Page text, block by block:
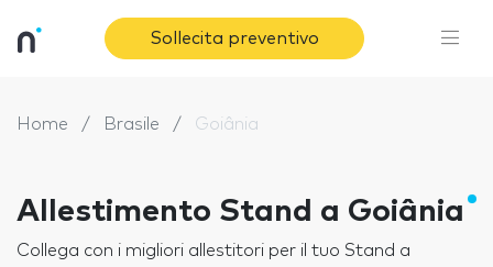
Sollecita preventivo
Home Brasile Goiânia
Allestimento Stand a Goiânia
Collega con i migliori allestitori per il tuo Stand a